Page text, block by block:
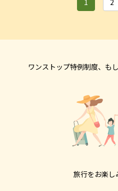
ワンストップ特例制度、も
旅行をお楽し